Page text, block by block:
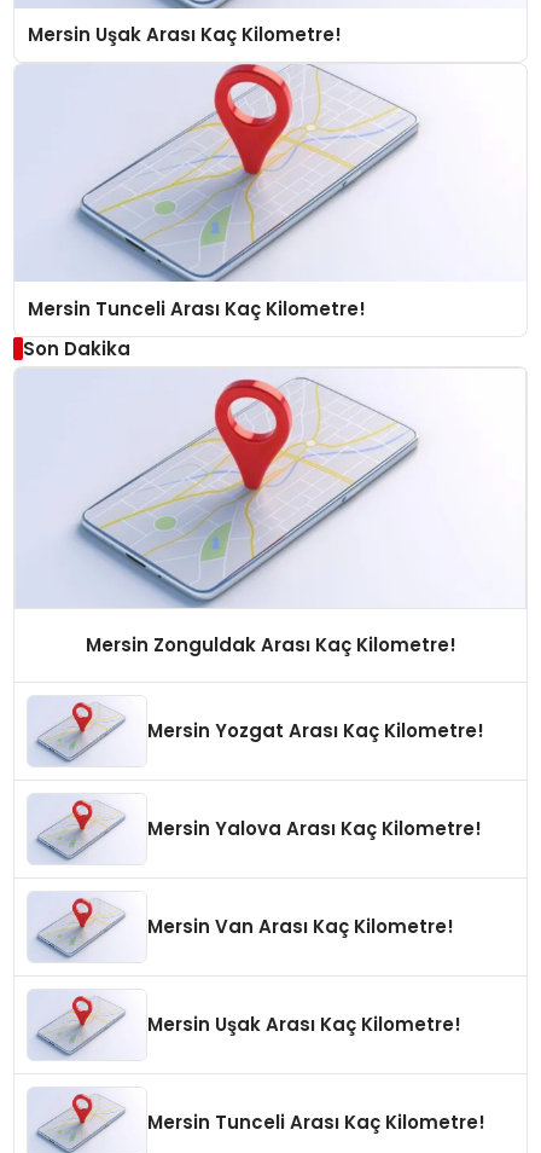
Mersin Uşak Arası Kaç Kilometre!
Mersin Tunceli Arası Kaç Kilometre!
Son Dakika
Mersin Zonguldak Arası Kaç Kilometre!
Mersin Yozgat Arası Kaç Kilometre!
Mersin Yalova Arası Kaç Kilometre!
Mersin Van Arası Kaç Kilometre!
Mersin Uşak Arası Kaç Kilometre!
Mersin Tunceli Arası Kaç Kilometre!